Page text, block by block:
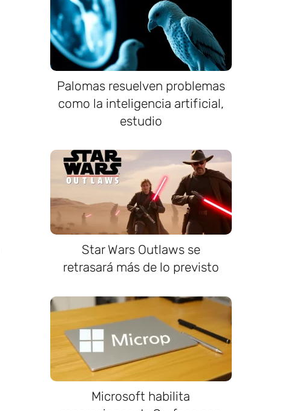
Palomas resuelven problemas
como la inteligencia artificial,
estudio
Star Wars Outlaws se
retrasará más de lo previsto
Microsoft habilita